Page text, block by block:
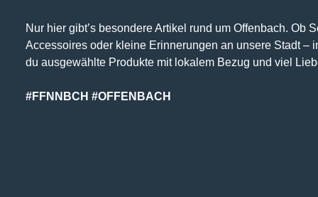
Nur hier gibt’s besondere Artikel rund um Offenbach. Ob
Accessoires oder kleine Erinnerungen an unsere Stadt –
du ausgewählte Produkte mit lokalem Bezug und viel
#FFNNBCH #OFFENBACH